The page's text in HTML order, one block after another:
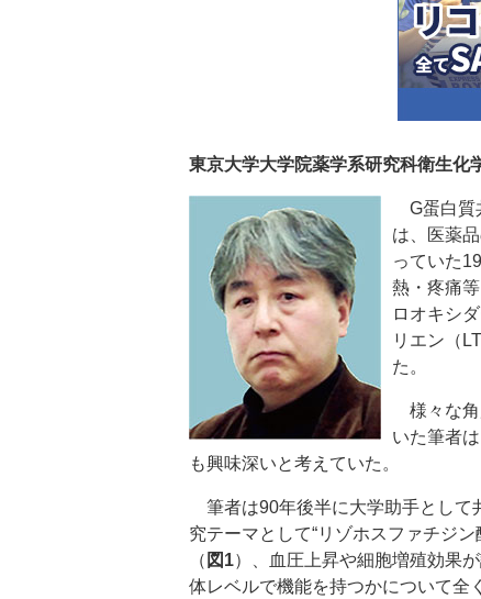
東京大学大学院薬学系研究科衛生
G蛋白質
は、医薬
っていた
熱・疼痛
ロオキシ
リエン（
た。
様々な角
いた筆者
も興味深いと考えていた。
筆者は90年後半に大学助手として
究テーマとして“リゾホスファチジ
（ 図1）、血圧上昇や細胞増殖効果
体レベルで機能を持つかについて全